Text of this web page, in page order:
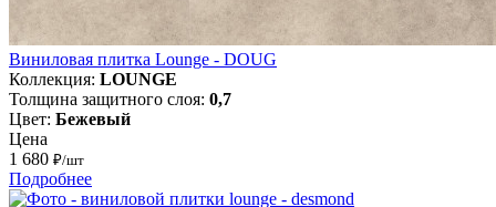
Виниловая плитка Lounge - DOUG
Коллекция: LOUNGE
Толщина защитного слоя: 0,7
Цвет: Бежевый
Цена
1 680 ₽/шт
Подробнее